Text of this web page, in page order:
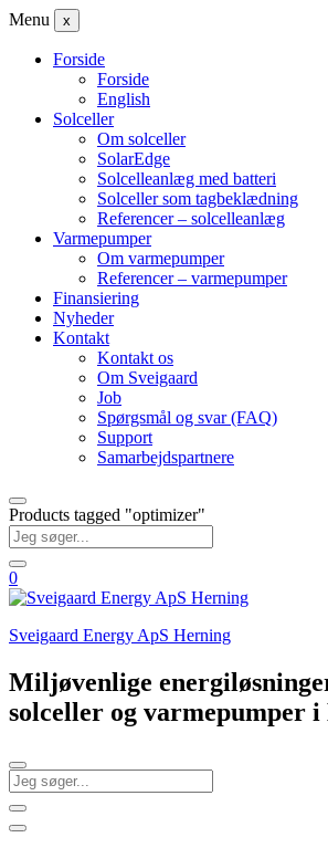
Menu x
Forside
Forside
English
Solceller
Om solceller
SolarEdge
Solcelleanlæg med batteri
Solceller som tagbeklædning
Referencer – solcelleanlæg
Varmepumper
Om varmepumper
Referencer – varmepumper
Finansiering
Nyheder
Kontakt
Kontakt os
Om Sveigaard
Job
Spørgsmål og svar (FAQ)
Support
Samarbejdspartnere
Products tagged "optimizer"
0
Sveigaard Energy ApS Herning
Miljøvenlige
solceller og varmepumper